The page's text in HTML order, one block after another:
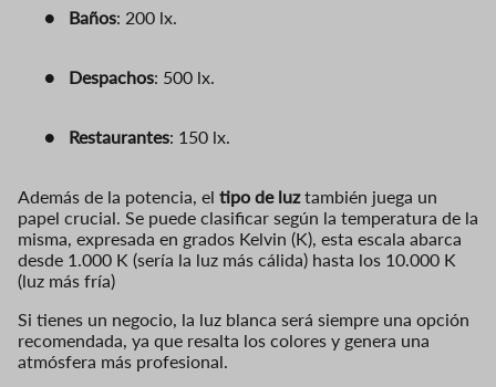
● Baños: 200 lx.
● Despachos: 500 lx.
● Restaurantes: 150 lx.
Además de la potencia, el tipo de luztambién juega un
papel crucial. Se puede clasificar según la temperatura de la
misma, expresada en grados Kelvin (K), esta escala abarca
desde 1.000 K (sería la luz más cálida) hasta los 10.000 K
(luz más fría)
Si tienes un negocio, la luz blanca será siempre una opción
recomendada, ya que resalta los colores y genera una
atmósfera más profesional.